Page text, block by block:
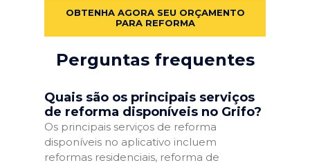
OBTENHA AGORA SEU ORÇAMENTO
PARA REFORMA
Perguntas frequentes
Quais são os principais serviços
de reforma disponíveis no Grifo?
Os principais serviços de reforma
disponíveis no aplicativo incluem
reformas residenciais, reforma de